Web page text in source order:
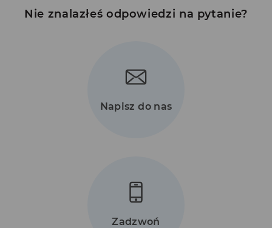
Nie znalazłeś odpowiedzi na pytanie?
Napisz do nas
Zadzwoń